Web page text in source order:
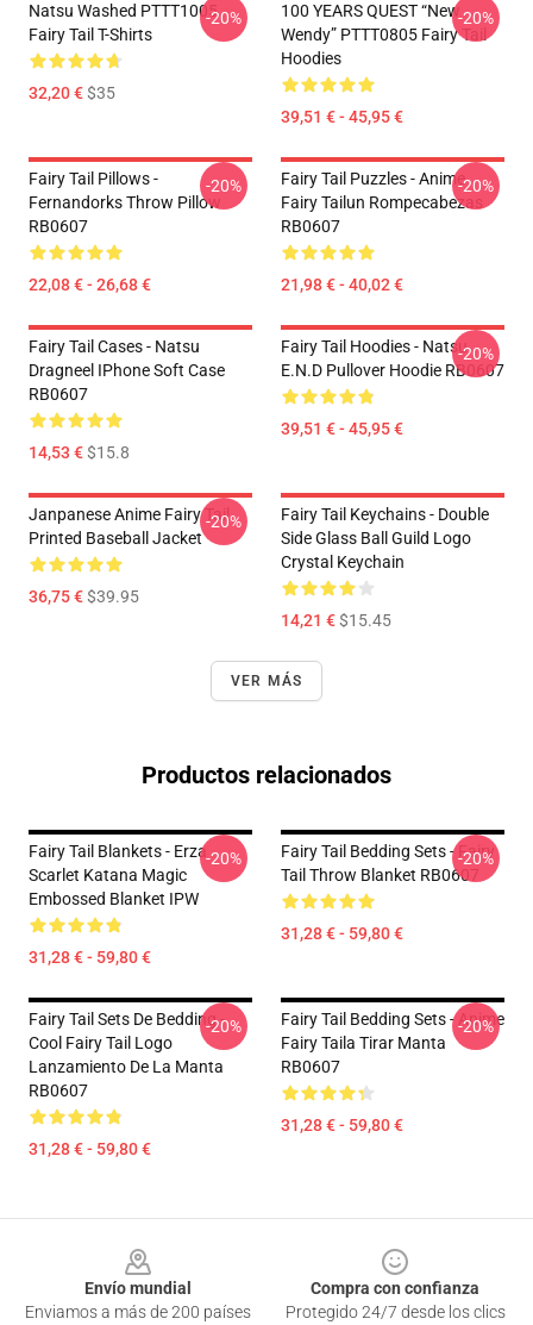
Natsu Washed PTTT1005
Fairy Tail T-Shirts
32,20 €$35
-20%
100 YEARS QUEST “New
Wendy” PTTT0805 Fairy Tail
Hoodies
39,51 € - 45,95 €
-20%
Fairy Tail Pillows -
Fernandorks Throw Pillow
RB0607
22,08 € - 26,68 €
-20%
Fairy Tail Puzzles - Anime
Fairy Tailun Rompecabezas
RB0607
21,98 € - 40,02 €
-20%
Fairy Tail Cases - Natsu
Dragneel IPhone Soft Case
RB0607
14,53 €$15.8
Fairy Tail Hoodies - Natsu
E.N.D Pullover Hoodie RB0607
39,51 € - 45,95 €
-20%
Janpanese Anime Fairy Tail
Printed Baseball Jacket
36,75 €$39.95
-20%
Fairy Tail Keychains - Double
Side Glass Ball Guild Logo
Crystal Keychain
14,21 €$15.45
VER MÁS
Productos relacionados
Fairy Tail Blankets - Erza
Scarlet Katana Magic
Embossed Blanket IPW
31,28 € - 59,80 €
-20%
Fairy Tail Bedding Sets - Fairy
Tail Throw Blanket RB0607
31,28 € - 59,80 €
-20%
Fairy Tail Sets De Bedding -
Cool Fairy Tail Logo
Lanzamiento De La Manta
RB0607
31,28 € - 59,80 €
-20%
Fairy Tail Bedding Sets - Anime
Fairy Taila Tirar Manta
RB0607
31,28 € - 59,80 €
-20%
Envío mundial
Enviamos a más de 200 países
Compra con confianza
Protegido 24/7 desde los clics